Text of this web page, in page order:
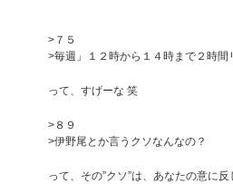
>７５
>毎週」１２時から１４時まで２時間
って、すげーな 笑
>８９
>伊野尾とか言うクソなんなの？
って、その”クソ”は、あなたの意に